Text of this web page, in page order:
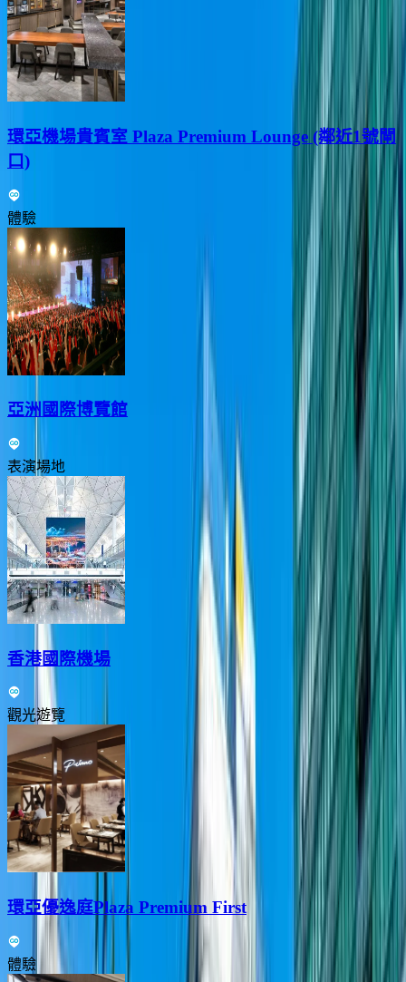
環亞機場貴賓室 Plaza Premium Lounge (鄰近1號閘
口)
體驗
亞洲國際博覽館
表演場地
香港國際機場
觀光遊覽
環亞優逸庭Plaza Premium First
體驗